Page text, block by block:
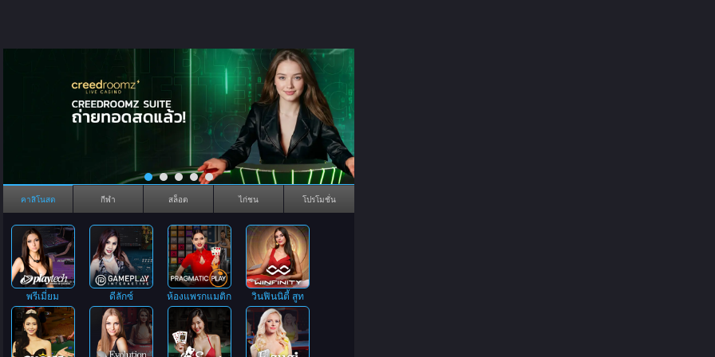
คาสิโนสด กีฬา สล็อต ไก่ชน โปรโมชั่น
พรีเมี่ยม ดีลักซ์ ห้องแพรกแมติก วินฟินนิตี้ สูท